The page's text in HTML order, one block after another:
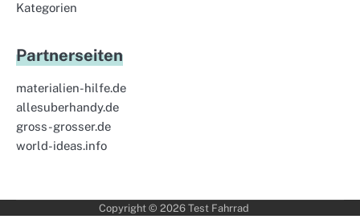
Kategorien
Partnerseiten
materialien-hilfe.de
allesuberhandy.de
gross-grosser.de
world-ideas.info
Copyright © 2026 Test Fahrrad